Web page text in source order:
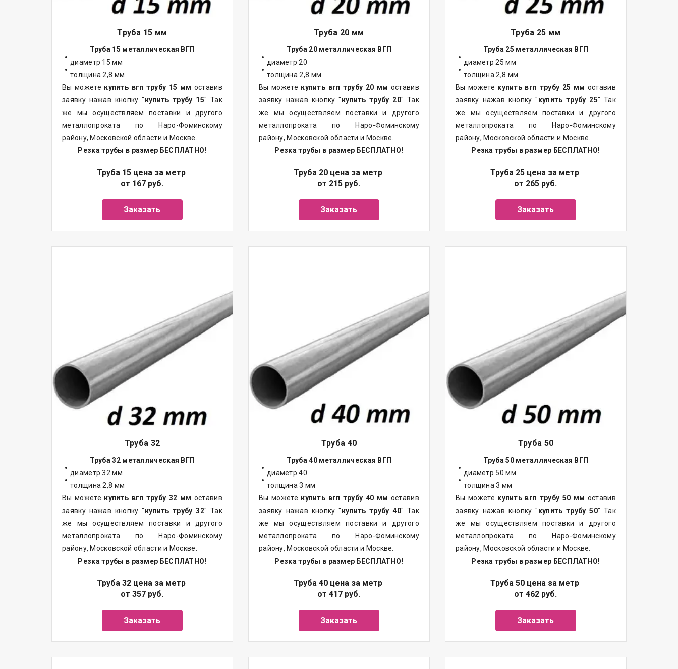
Труба 15 мм
Труба 15 металлическая ВГП
диаметр 15 мм
толщина 2,8 мм
Вы можете купить вгп трубу 15 мм оставив
заявку нажав кнопку "купить трубу 15" Так
же мы осуществляемпоставки и другого
металлопроката по Наро-Фоминскому
району, Московской области и Москве.
Резка трубы в размер БЕСПЛАТНО!
Труба 15 цена за метр
от 167 руб.
Заказать
Труба 20 мм
Труба 20 металлическая ВГП
диаметр 20
толщина 2,8 мм
Вы можете купить вгп трубу 20 мм оставив
заявку нажав кнопку "купить трубу 20" Так
же мы осуществляем поставки и другого
металлопроката по Наро-Фоминскому
району, Московской области и Москве.
Резка трубы в размер БЕСПЛАТНО!
Труба 20 цена за метр
от 215 руб.
Заказать
Труба 25 мм
Труба 25 металлическая ВГП
диаметр 25 мм
толщина 2,8 мм
Вы можете купить вгп трубу 25 мм оставив
заявку нажав кнопку "купить трубу 25" Так
же мы осуществляем поставки и другого
металлопроката по Наро-Фоминскому
району, Московской области и Москве.
Резка трубы в размер БЕСПЛАТНО!
Труба 25 цена за метр
от 265 руб.
Заказать
Труба 32
Труба 32 металлическая ВГП
диаметр 32 мм
толщина 2,8 мм
Вы можете купить вгп трубу 32 мм оставив
заявку нажав кнопку "купить трубу 32" Так
же мы осуществляемпоставки и другого
металлопроката по Наро-Фоминскому
району, Московской области и Москве.
Резка трубы в размер БЕСПЛАТНО!
Труба 32 цена за метр
от 357 руб.
Заказать
Труба 40
Труба 40 металлическая ВГП
диаметр 40
толщина 3 мм
Вы можете купить вгп трубу 40 мм оставив
заявку нажав кнопку "купить трубу 40" Так
же мы осуществляем поставки и другого
металлопроката по Наро-Фоминскому
району, Московской области и Москве.
Резка трубы в размер БЕСПЛАТНО!
Труба 40 цена за метр
от 417 руб.
Заказать
Труба 50
Труба 50 металлическая ВГП
диаметр 50 мм
толщина 3 мм
Вы можете купить вгп трубу 50 мм оставив
заявку нажав кнопку "купить трубу 50" Так
же мы осуществляем поставки и другого
металлопроката по Наро-Фоминскому
району, Московской области и Москве.
Резка трубы в размер БЕСПЛАТНО!
Труба 50 цена за метр
от 462 руб.
Заказать